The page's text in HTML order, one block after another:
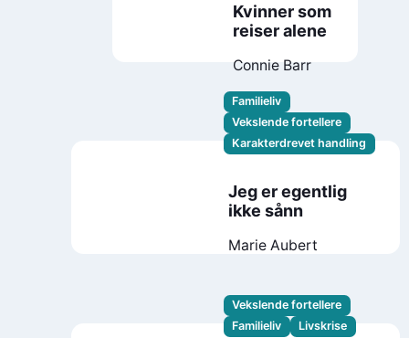
Kvinner som
reiser alene
Connie Barr
Familieliv
Vekslende fortellere
Karakterdrevet handling
Jeg er egentlig
ikke sånn
Marie Aubert
Vekslende fortellere
Familieliv
Livskrise